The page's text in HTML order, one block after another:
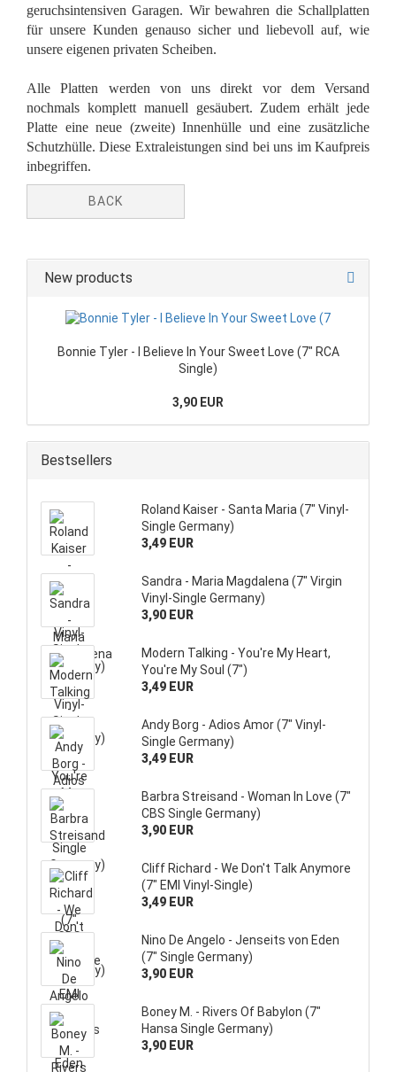
geruchsintensiven Garagen. Wir bewahren die Schallplatten
für unsere Kunden genauso sicher und liebevoll auf, wie
unsere eigenen privaten Scheiben.
Alle Platten werden von uns direkt vor dem Versand
nochmals komplett manuell gesäubert. Zudem erhält jede
Platte eine neue (zweite) Innenhülle und eine zusätzliche
Schutzhülle. Diese Extraleistungen sind bei uns im Kaufpreis
inbegriffen.
BACK
New products
Bonnie Tyler - I Believe In Your Sweet Love (7" RCA
Single)
3,90 EUR
Bestsellers
Roland Kaiser - Santa Maria (7" Vinyl-
Single Germany)
3,49 EUR
Sandra - Maria Magdalena (7" Virgin
Vinyl-Single Germany)
3,90 EUR
Modern Talking - You're My Heart,
You're My Soul (7")
3,49 EUR
Andy Borg - Adios Amor (7" Vinyl-
Single Germany)
3,49 EUR
Barbra Streisand - Woman In Love (7"
CBS Single Germany)
3,90 EUR
Cliff Richard - We Don't Talk Anymore
(7" EMI Vinyl-Single)
3,49 EUR
Nino De Angelo - Jenseits von Eden
(7" Single Germany)
3,90 EUR
Boney M. - Rivers Of Babylon (7"
Hansa Single Germany)
3,90 EUR